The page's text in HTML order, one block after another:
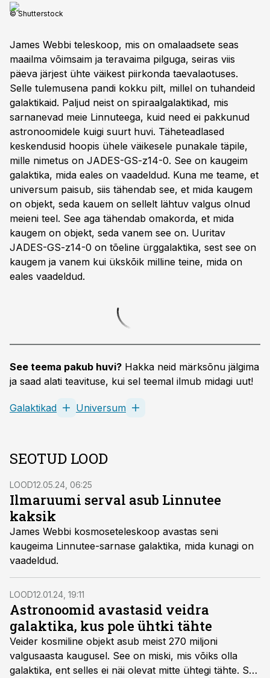
© Shutterstock
James Webbi teleskoop, mis on omalaadsete seas
maailma võimsaim ja teravaima pilguga, seiras viis
päeva järjest ühte väikest piirkonda taevalaotuses.
Selle tulemusena pandi kokku pilt, millel on tuhandeid
galaktikaid. Paljud neist on spiraalgalaktikad, mis
sarnanevad meie Linnuteega, kuid need ei pakkunud
astronoomidele kuigi suurt huvi. Täheteadlased
keskendusid hoopis ühele väikesele punakale täpile,
mille nimetus on JADES-GS-z14-0. See on kaugeim
galaktika, mida eales on vaadeldud. Kuna me teame, et
universum paisub, siis tähendab see, et mida kaugem
on objekt, seda kauem on sellelt lähtuv valgus olnud
meieni teel. See aga tähendab omakorda, et mida
kaugem on objekt, seda vanem see on. Uuritav
JADES-GS-z14-0 on tõeline ürggalaktika, sest see on
kaugem ja vanem kui ükskõik milline teine, mida on
eales vaadeldud.
See teema pakub huvi? Hakka neid märksõnu jälgima
ja saad alati teavituse, kui sel teemal ilmub midagi uut!
Galaktikad Universum
SEOTUD LOOD
LOOD12.05.24, 06:25
Ilmaruumi serval asub Linnutee
kaksik
James Webbi kosmoseteleskoop avastas seni
kaugeima Linnutee-sarnase galaktika, mida kunagi on
vaadeldud.
LOOD12.01.24, 19:11
Astronoomid avastasid veidra
galaktika, kus pole ühtki tähte
Veider kosmiline objekt asub meist 270 miljoni
valgusaasta kaugusel. See on miski, mis võiks olla
galaktika, ent selles ei näi olevat mitte ühtegi tähte. See